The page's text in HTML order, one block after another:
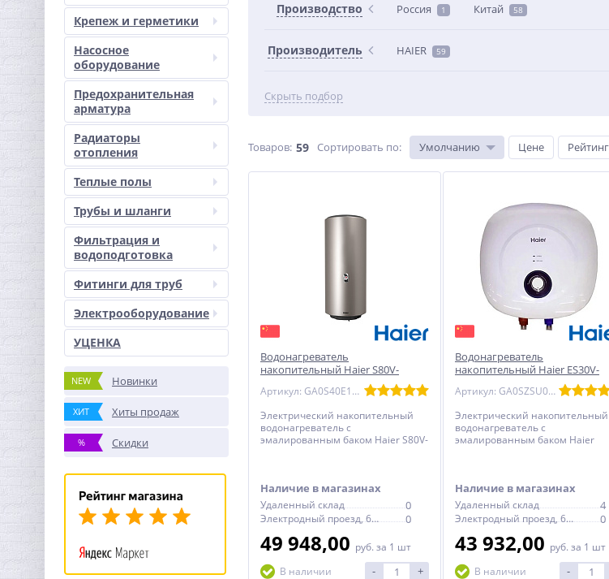
Крепеж и герметики
Насосное
оборудование
Предохранительная
арматура
Радиаторы
отопления
Теплые полы
Трубы и шланги
Фильтрация и
водоподготовка
Фитинги для труб
Электрооборудование
УЦЕНКА
NEW Новинки
ХИТ Хиты продаж
% Скидки
Производство Россия 1 Китай 58
Производитель HAIER 59
Скрыть подбор
Товаров: 59 Сортировать по: Умолчанию Цене
Водонагреватель
накопительный Haier S80V-
COLOR(S) эмаль - круглый
бежевый
Артикул: GA0S40E1CRU
Электрический накопительный
водонагреватель с
эмалированным баком Haier S80V-
Наличие в магазинах
Удаленный склад 0
Электродный проезд, 6с1 0
49 948,00 руб. за 1 шт
В наличии
- +
Водонагреватель
накопительный Haier ES30V-
MQ1(R) эмаль - плоский
Артикул: GA0SZSU0LRU
Электрический накопительный
водонагреватель с
эмалированным баком Haier
Наличие в магазинах
Удаленный склад 4
Электродный проезд, 6с1 0
43 932,00 руб. за 1 шт
В наличии
-